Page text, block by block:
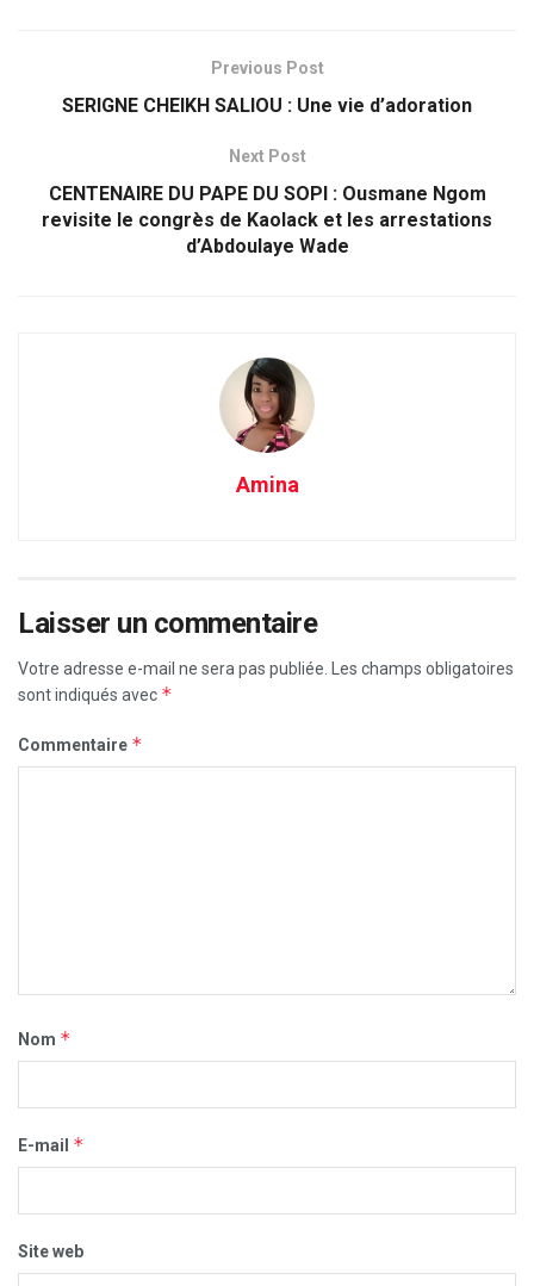
Previous Post
SERIGNE CHEIKH SALIOU : Une vie d’adoration
Next Post
CENTENAIRE DU PAPE DU SOPI : Ousmane Ngom
revisite le congrès de Kaolack et les arrestations
d’Abdoulaye Wade
Amina
Laisser un commentaire
Votre adresse e-mail ne sera pas publiée.
Les champs obligatoires
sont indiqués avec *
Commentaire *
Nom *
E-mail *
Site web